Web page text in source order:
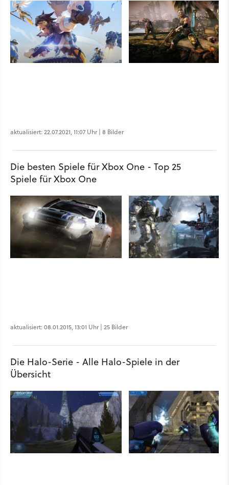
aktualisiert: 22.07.2021, 11:07 Uhr | 8 Bilder
Die besten Spiele für Xbox One - Top 25
Spiele für Xbox One
aktualisiert: 08.01.2015, 13:01 Uhr | 25 Bilder
Die Halo-Serie - Alle Halo-Spiele in der
Übersicht